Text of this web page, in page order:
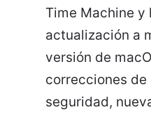
Time Machine y
actualización a
versión de
correcciones de
seguridad,